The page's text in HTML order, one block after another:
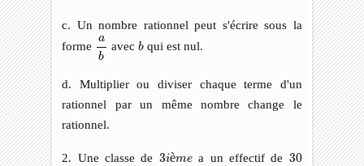
c. Un nombre rationnel peut s'écrire sous la
forme
a
b
ab
avec b
bqui est nul.
d. Multiplier ou diviser chaque terme d'un
rationnel par un même nombre change le
rationnel.
2. Une classe de 3ième
3 iè a un effectif de 30
30